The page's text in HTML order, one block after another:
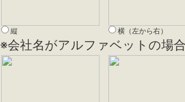
縦
横（左から右）
※会社名がアルファベットの場